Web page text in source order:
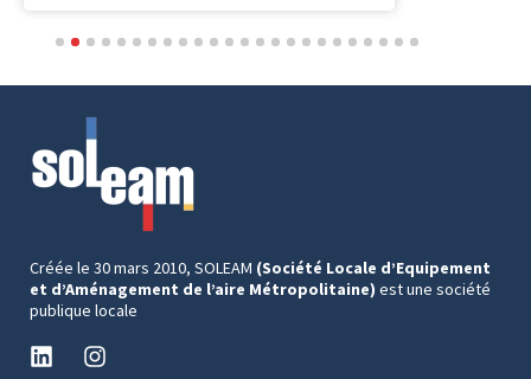
5 6 7 8 9 101112131415161718192021222324
Créée le 30 mars 2010, SOLEAM (Société Locale d’Equipement
et d’Aménagement de l’aire Métropolitaine) est une société
publique locale